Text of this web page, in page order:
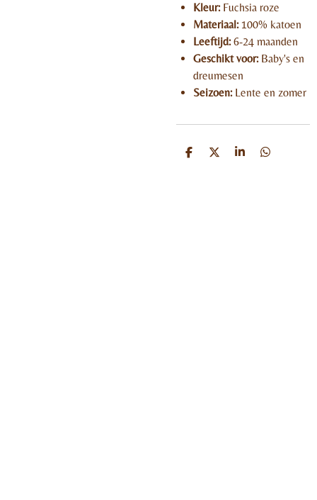
Kleur:Fuchsia roze
Materiaal:100% katoen
Leeftijd:6-24 maanden
Geschikt voor:Baby's en
dreumesen
Seizoen:Lente en zomer
D
D
S
D